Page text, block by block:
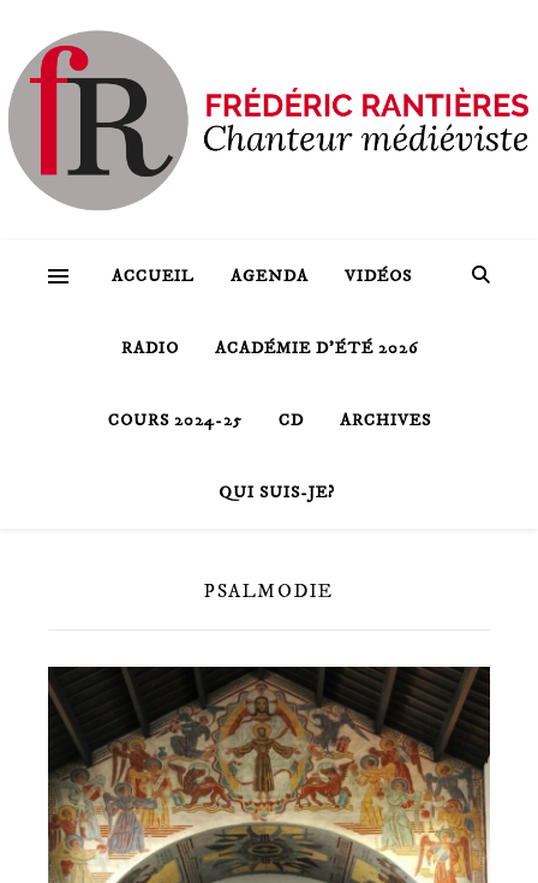
ACCUEIL AGENDA VIDÉOS
RADIO ACADÉMIE D’ÉTÉ 2026
COURS 2024-25 CD ARCHIVES
QUI SUIS-JE?
PSALMODIE